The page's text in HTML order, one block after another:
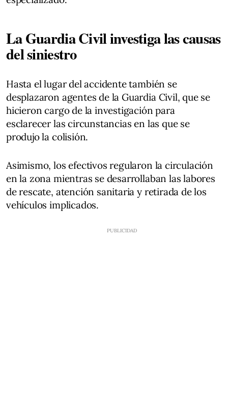
La Guardia Civil investiga las causas
del siniestro
Hasta el lugar del accidente también se
desplazaron agentes de la Guardia Civil, que se
hicieron cargo de la investigación para
esclarecer las circunstancias en las que se
produjo la colisión.
Asimismo, los efectivos regularon la circulación
en la zona mientras se desarrollaban las labores
de rescate, atención sanitaria y retirada de los
vehículos implicados.